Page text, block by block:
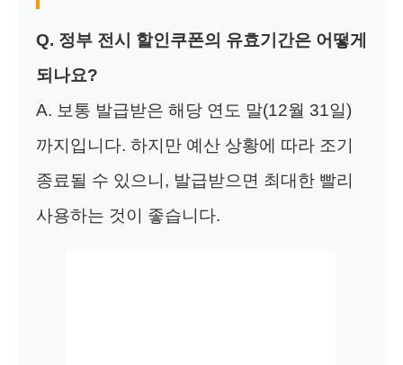
Q. 정부 전시 할인쿠폰의 유효기간은 어떻게
되나요?
A. 보통 발급받은 해당 연도 말(12월 31일)
까지입니다. 하지만 예산 상황에 따라 조기
종료될 수 있으니, 발급받으면 최대한 빨리
사용하는 것이 좋습니다.